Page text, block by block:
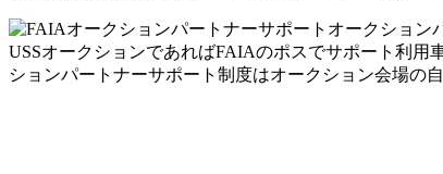
オークション
USSオークションであればFAIAのポスでサポート利
ションパートナーサポート制度はオークション会場の